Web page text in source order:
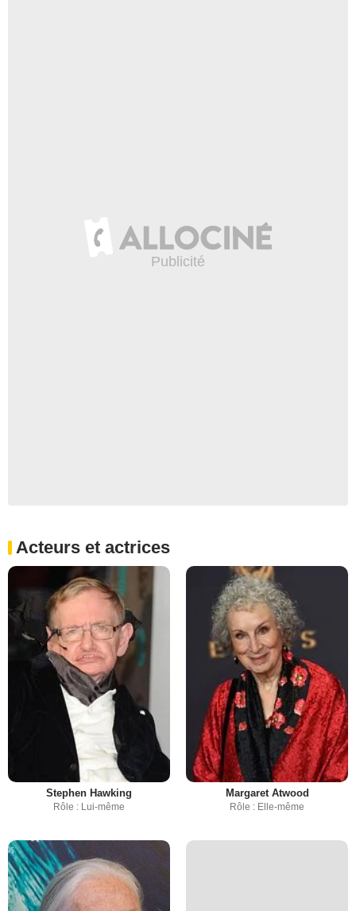
Acteurs et actrices
Stephen Hawking
Rôle : Lui-même
Margaret Atwood
Rôle : Elle-même